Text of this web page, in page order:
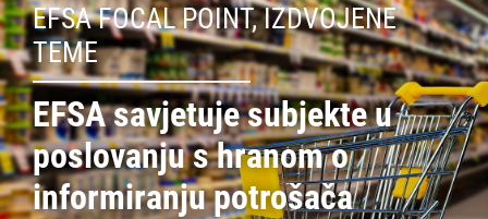
EFSA FOCAL POINT,IZDVOJENE
TEME
EFSA savjetuje subjekte u
poslovanju s hranom o
informiranju potrošača